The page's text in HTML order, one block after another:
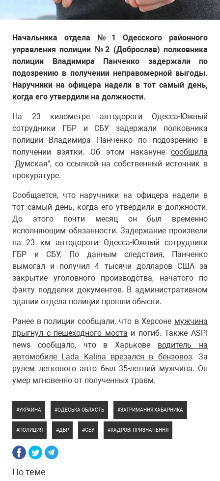
Начальника отдела №1 Одесского районного
управления полиции №2 (Доброслав) полковника
полиции Владимира Панченко задержали по
подозрению в получении неправомерной выгоды.
Наручники на офицера надели в тот самый день,
когда его утвердили на должности.
На 23 километре автодороги Одесса-Южный
сотрудники ГБР и СБУ задержали полковника
полиции Владимира Панченко по подозрению в
получении взятки. Об этом накануне сообщила
"Думская", со ссылкой на собственный источник в
прокуратуре.
Сообщается, что наручники на офицера надели в
тот самый день, когда его утвердили в должности.
До этого почти месяц он был временно
исполняющим обязанности. Задержание произвели
на 23 км автодороги Одесса-Южный сотрудники
ГБР и СБУ. По данным следствия, Панченко
вымогал и получил 4 тысячи долларов США за
закрытие уголовного производства, начатого по
факту подделки документов. В административном
здании отдела полиции прошли обыски.
Ранее в полиции сообщали, что в Херсоне мужчина
прыгнул с пешеходного моста и погиб. Также ASPI
news сообщало, что в Харькове водитель на
автомобиле Lada Kalina врезался в бензовоз. За
рулем легкового авто был 35-летний мужчина. Он
умер мгновенно от полученных травм.
УКРАИНА ОДЕСЬКА ОБЛАСТЬ ЗАТРИМАННЯ ХАБАРНИКА
ПОЛИЦИЯ ДБР СБУ КАДРОВІ ПРИЗНАЧЕННЯ
По теме